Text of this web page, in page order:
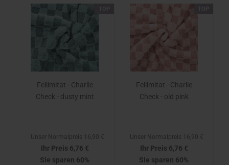
Fellimitat - Charlie
Check - dusty mint
Unser Normalpreis 16,90 €
Ihr Preis 6,76 €
Sie sparen 60%
Fellimitat - Charlie
Check - old pink
Unser Normalpreis 16,90 €
Ihr Preis 6,76 €
Sie sparen 60%